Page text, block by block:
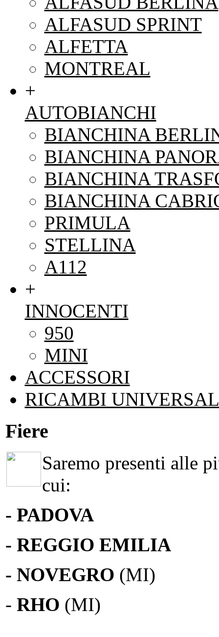
ALFASUD SPRINT
ALFETTA
MONTREAL
+
AUTOBIANCHI
BIANCHINA
BIANCHINA
BIANCHINA
BIANCHINA
PRIMULA
STELLINA
A112
+
INNOCENTI
950
MINI
ACCESSORI
RICAMBI
Fiere
Saremo presenti alle
cui:
- PADOVA
- REGGIO EMILIA
- NOVEGRO (MI)
- RHO (MI)